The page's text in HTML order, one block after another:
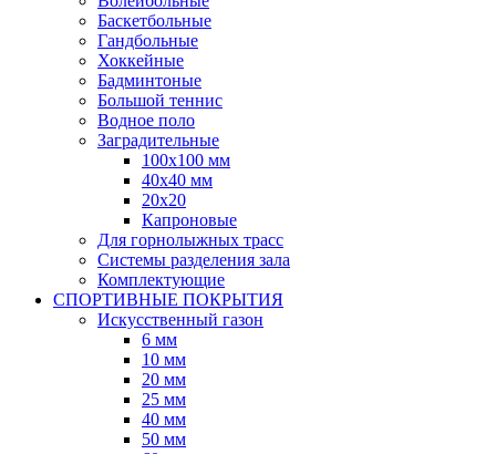
Баскетбольные
Гандбольные
Хоккейные
Бадминтоные
Большой теннис
Водное поло
Заградительные
100х100 мм
40х40 мм
20х20
Капроновые
Для горнолыжных трасс
Системы разделения зала
Комплектующие
СПОРТИВНЫЕ ПОКРЫТИЯ
Искусственный газон
6 мм
10 мм
20 мм
25 мм
40 мм
50 мм